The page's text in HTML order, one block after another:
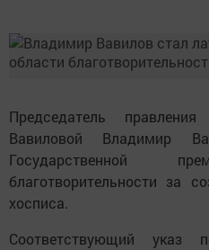
Председатель
Вавиловой Владимир
Государственной
благотворительности за
хосписа.
Соответствующий указ